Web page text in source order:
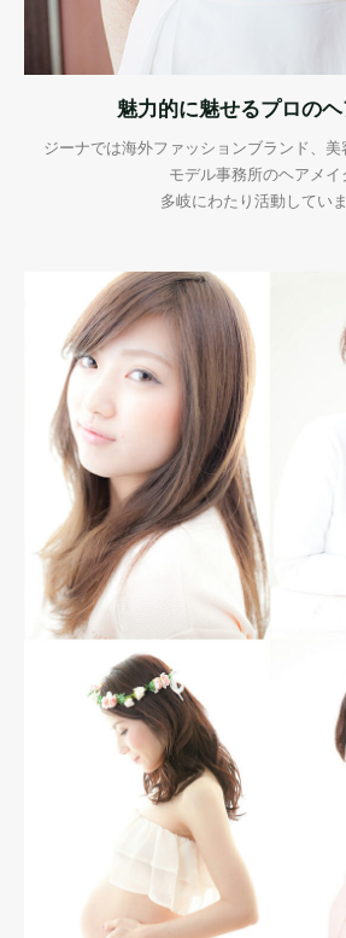
魅力的に魅せるプロの
ジーナでは海外ファッションブランド、
モデル事務所のヘアメイ
多岐にわたり活動していま